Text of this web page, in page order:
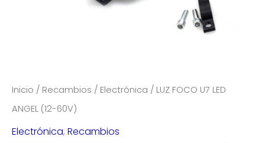
Inicio / Recambios / Electrónica / LUZ FOCO U7 LED
ANGEL (12-60V)
Electrónica, Recambios